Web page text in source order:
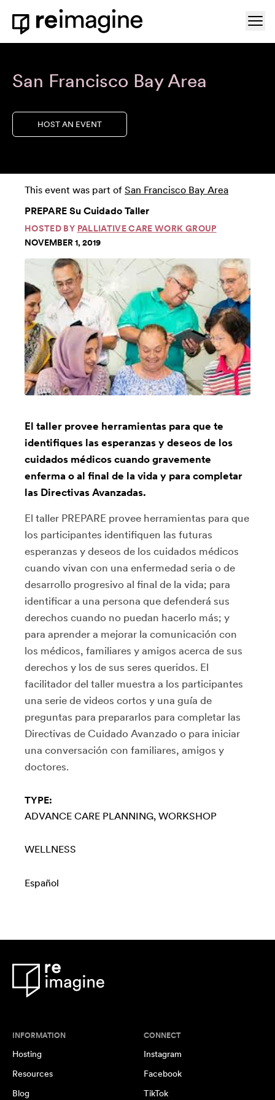
Skip to content
Home
San Francisco Bay Area
HOST AN EVENT
This event was part of San Francisco Bay Area
PREPARE Su Cuidado Taller
HOSTED BY PALLIATIVE CARE WORK GROUP
NOVEMBER 1, 2019
El taller provee herramientas para que te
identifiques las esperanzas y deseos de los
cuidados médicos cuando gravemente
enferma o al final de la vida y para completar
las Directivas Avanzadas.
El taller PREPARE provee herramientas para que
los participantes identifiquen las futuras
esperanzas y deseos de los cuidados médicos
cuando vivan con una enfermedad seria o de
desarrollo progresivo al final de la vida; para
identificar a una persona que defenderá sus
derechos cuando no puedan hacerlo más; y
para aprender a mejorar la comunicación con
los médicos, familiares y amigos acerca de sus
derechos y los de sus seres queridos. El
facilitador del taller muestra a los participantes
una serie de videos cortos y una guía de
preguntas para prepararlos para completar las
Directivas de Cuidado Avanzado o para iniciar
una conversación con familiares, amigos y
doctores.
TYPE:
ADVANCE CARE PLANNING WORKSHOP
WELLNESS
Español
INFORMATION
Hosting
Resources
Blog
CONNECT
Instagram
Facebook
TikTok